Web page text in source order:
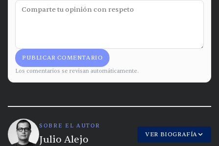
PUBLICAR COMENTARIO
Los comentarios se revisan automáticamente.
SOBRE EL AUTOR
Julio Alejo VER BIOGRAFÍA